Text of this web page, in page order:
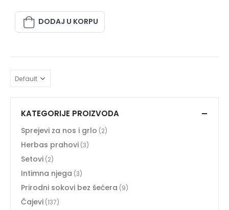
DODAJ U KORPU
KATEGORIJE PROIZVODA
Sprejevi za nos i grlo (2)
Herbas prahovi (3)
Setovi (2)
Intimna njega (3)
Prirodni sokovi bez šećera (9)
Čajevi (137)